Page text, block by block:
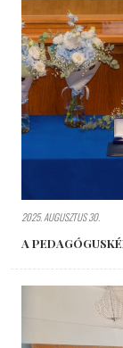
2025. AUGUSZTUS 30.
A